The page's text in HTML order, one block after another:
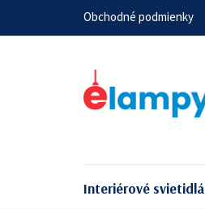
Obchodné podmienky
Interiérové svietidlá